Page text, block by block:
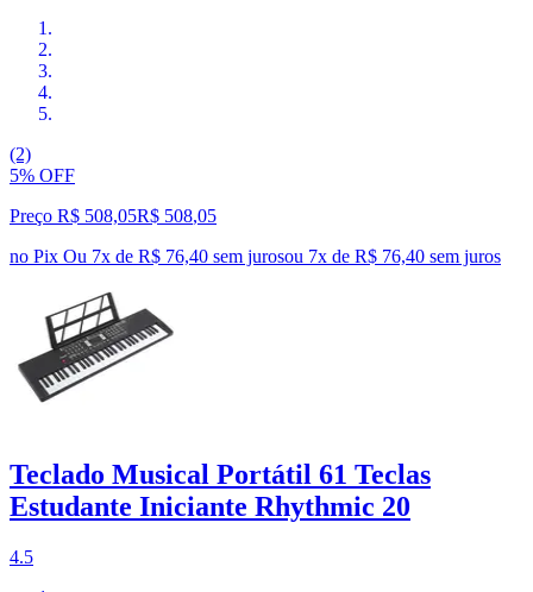
(2)
5% OFF
Preço R$ 508,05R$ 508,05
no Pix Ou 7x de R$ 76,40 sem jurosou 7x de R$ 76,40 sem juros
Teclado Musical Portátil 61 Teclas
Estudante Iniciante Rhythmic 20
4.5